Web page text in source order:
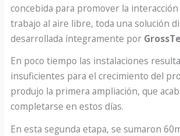
concebida para promover la interacción
trabajo al aire libre, toda una solución
desarrollada íntegramente por
En poco tiempo las instalaciones
insuficientes para el crecimiento del
produjo la primera ampliación, que
completarse en estos días.
En esta segunda etapa, se sumaron